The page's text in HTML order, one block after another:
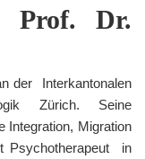
Prof. Dr.
der Interkantonalen
Zürich. Seine
Integration, Migration
Psychotherapeut in